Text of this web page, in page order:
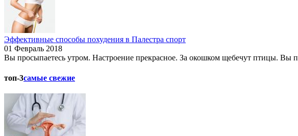
Эффективные способы похудения в Палестра спорт
01 Февраль 2018
Вы просыпаетесь утром. Настроение прекрасное. За окошком щебечут птицы. Вы
топ-3самые свежие